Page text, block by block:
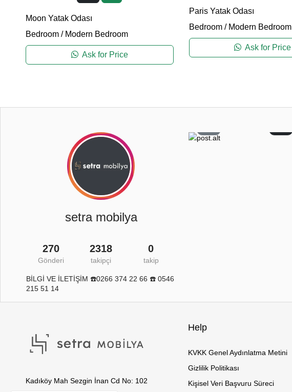
Moon Yatak Odası
Bedroom / Modern Bedroom
Ask for Price
Paris Yatak Odası
Bedroom/ Modern Bedroom
Ask for Price
setra mobilya
270
Gönderi
2318
takipçi
0
takip
BİLGİ VE İLETİŞİM ☎️0266 374 22 66 ☎️ 0546
215 51 14
Kadıköy Mah Sezgin İnan Cd No: 102
Help
KVKK Genel Aydınlatma Metini
Gizlilik Politikası
Kişisel Veri Başvuru Süreci